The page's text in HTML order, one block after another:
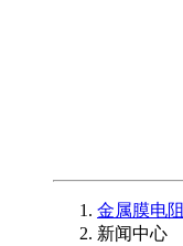
金属膜电阻
新闻中心